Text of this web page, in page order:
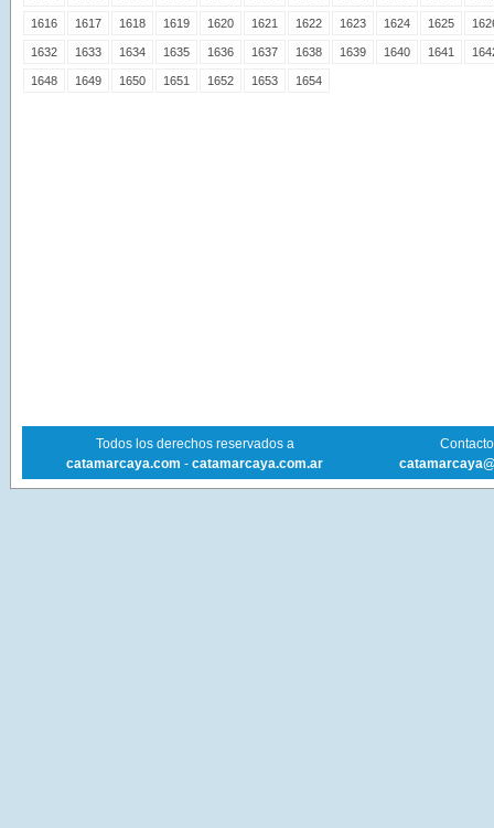
1616 1617 1618 1619 1620 1621 1622 1623 1624 1625
1632 1633 1634 1635 1636 1637 1638 1639 1640 1641
1648 1649 1650 1651 1652 1653 1654
Todos los derechos reservados a
catamarcaya.com - catamarcaya.com.ar